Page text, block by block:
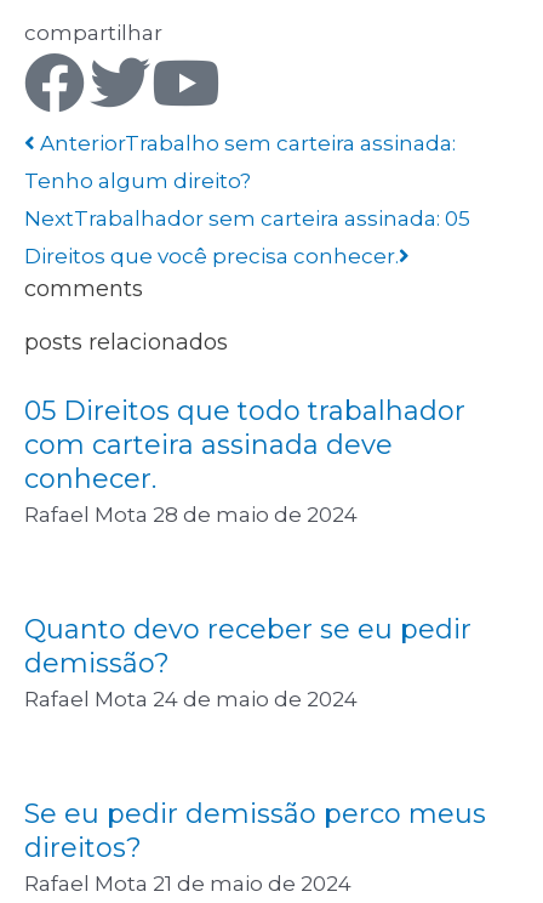
compartilhar
AnteriorTrabalho sem carteira assinada:
Tenho algum direito?
NextTrabalhador sem carteira assinada: 05
Direitos que você precisa conhecer.
comments
posts relacionados
05 Direitos que todo trabalhador
com carteira assinada deve
conhecer.
Rafael Mota 28 de maio de 2024
Quanto devo receber se eu pedir
demissão?
Rafael Mota 24 de maio de 2024
Se eu pedir demissão perco meus
direitos?
Rafael Mota 21 de maio de 2024